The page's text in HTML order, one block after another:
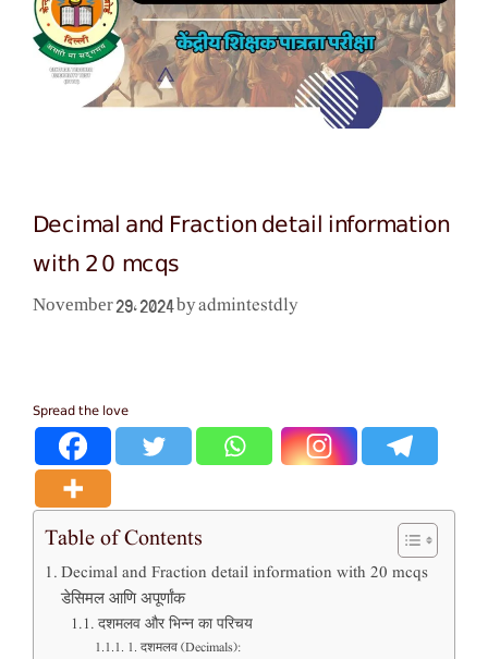
Decimal and Fraction detail information
with 20 mcqs
November 29, 2024 byadmintestdly
Spread the love
Table of Contents
Decimal and Fraction detail information with 20 mcqs
डेसिमल आणि अपूर्णांक
दशमलव और भिन्न का परिचय
1. दशमलव (Decimals):